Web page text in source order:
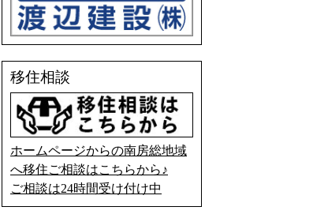
移住相談
ホームページからの南房総地域
へ移住ご相談はこちらから♪
ご相談は24時間受け付け中